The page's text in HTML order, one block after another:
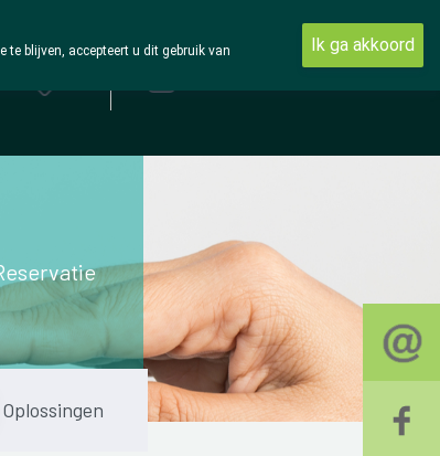
Oplossingen
blijven, accepteert u dit gebruik van
Ik ga akkoord